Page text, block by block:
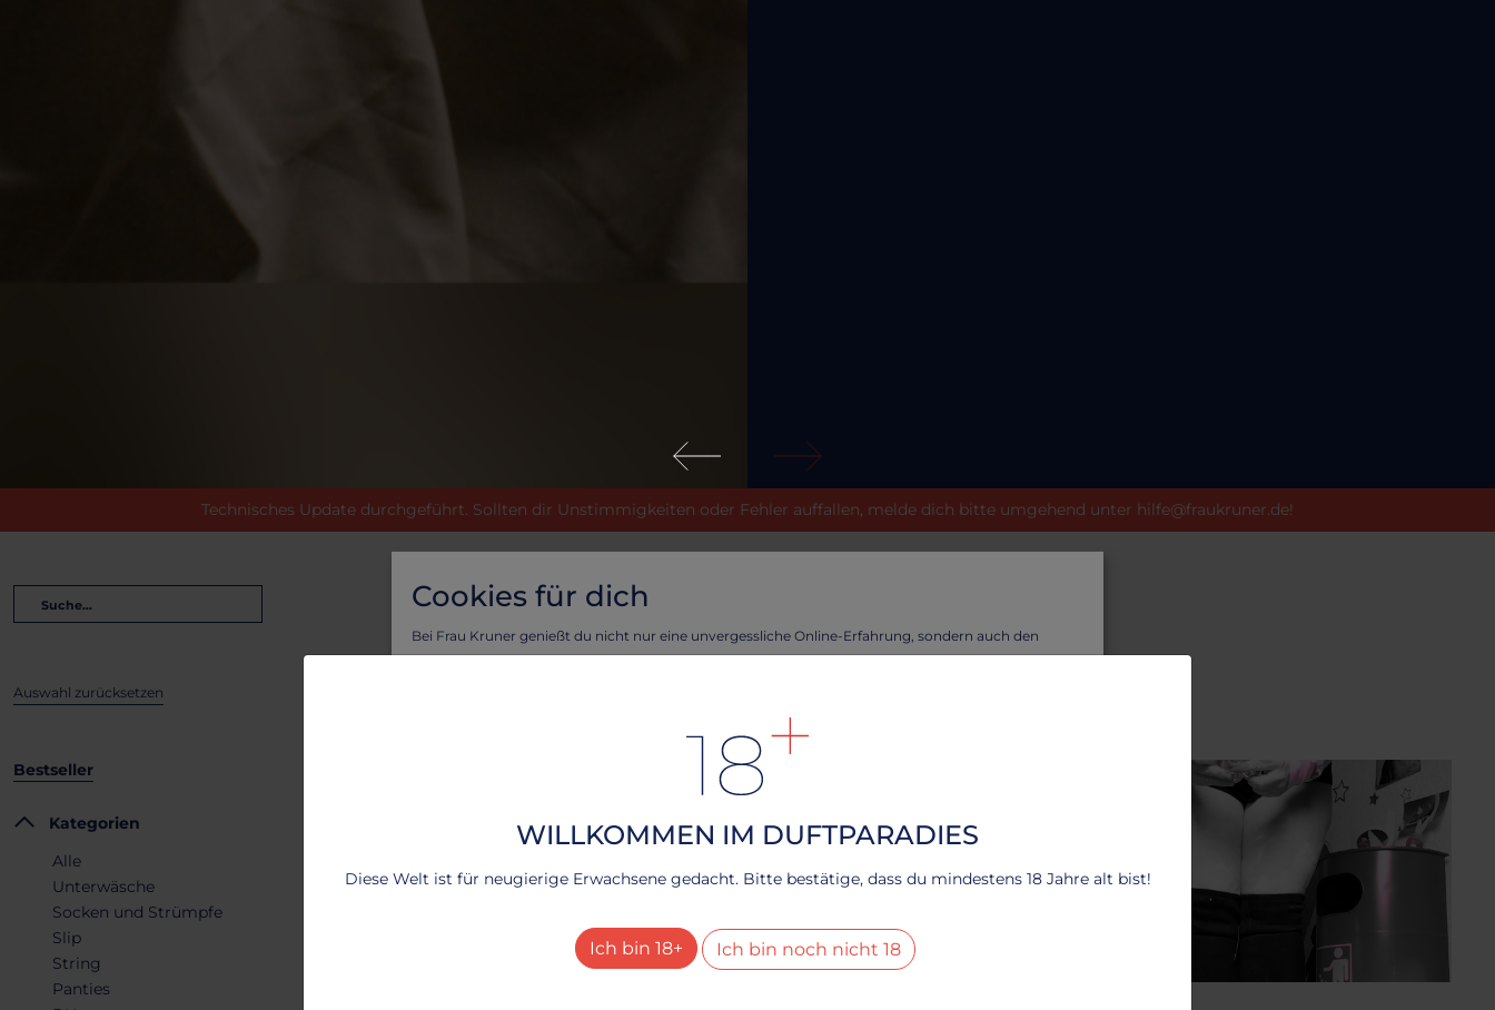
WILLKOMMEN IM DUFTPARADIES
Diese Welt ist für neugierige Erwachsene gedacht. Bitte bestätige, dass du mindestens 18 Jahre alt bist!
Ich bin 18+ Ich bin noch nicht 18
Technisches Update durchgeführt. Sollten dir Unstimmigkeiten oder Fehler auffallen, melde dich bitte umgehend unter hilfe@fraukruner.de!
Auswahl zurücksetzen
Bestseller
Kategorien
Alle
Unterwäsche
Socken und Strümpfe
Slip
String
Panties
Cookies für dich
Bei Frau Kruner genießt du nicht nur eine unvergessliche Online-Erfahrung, sondern auch den
Lass dich von Frau Kruner verwöhnen und erlebe das Beste aus beiden Welten - eine
benutzerfreundliche Webseite durch köstliche Cookies!
Datenschutzerklärung
Besucher-Statistiken